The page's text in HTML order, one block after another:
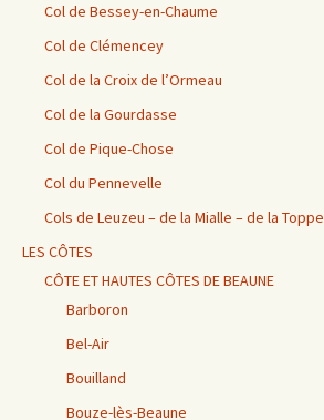
Col de Bessey-en-Chaume
Col de Clémencey
Col de la Croix de l’Ormeau
Col de la Gourdasse
Col de Pique-Chose
Col du Pennevelle
Cols de Leuzeu – de la Mialle – de la Toppe
LES CÔTES
CÔTE ET HAUTES CÔTES DE BEAUNE
Barboron
Bel-Air
Bouilland
Bouze-lès-Beaune